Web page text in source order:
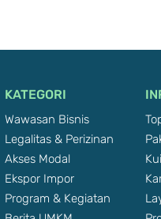
KATEGORI
Wawasan Bisnis
Legalitas & Perizinan
Akses Modal
Ekspor Impor
Program & Kegiatan